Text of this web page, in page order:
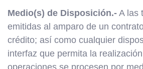
Medio(s) de Disposición.- A las
emitidas al amparo de un
crédito; así como cualquier
interfaz que permita la
operaciones se procesen por